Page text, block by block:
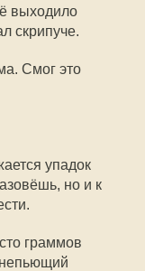
выходило
скрипуче.
Смог это
упадок
но и к
граммов